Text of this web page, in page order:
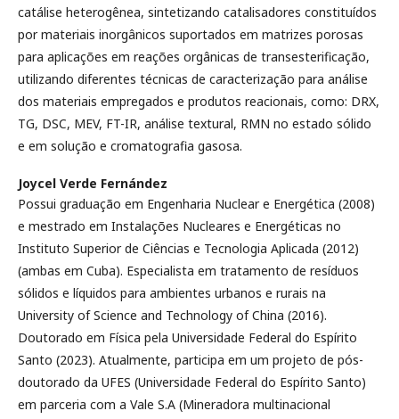
catálise heterogênea, sintetizando catalisadores constituídos
por materiais inorgânicos suportados em matrizes porosas
para aplicações em reações orgânicas de transesterificação,
utilizando diferentes técnicas de caracterização para análise
dos materiais empregados e produtos reacionais, como: DRX,
TG, DSC, MEV, FT-IR, análise textural, RMN no estado sólido
e em solução e cromatografia gasosa.
Joycel Verde Fernández
Possui graduação em Engenharia Nuclear e Energética (2008)
e mestrado em Instalações Nucleares e Energéticas no
Instituto Superior de Ciências e Tecnologia Aplicada (2012)
(ambas em Cuba). Especialista em tratamento de resíduos
sólidos e líquidos para ambientes urbanos e rurais na
University of Science and Technology of China (2016).
Doutorado em Física pela Universidade Federal do Espírito
Santo (2023). Atualmente, participa em um projeto de pós-
doutorado da UFES (Universidade Federal do Espírito Santo)
em parceria com a Vale S.A (Mineradora multinacional